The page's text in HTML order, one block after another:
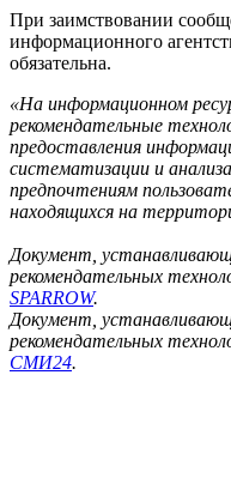
При заимствовании
информационного
обязательна.
«На информационном
рекомендательные
предоставления
систематизации и
предпочтениям
находящихся на
Документ,
рекомендательных
SPARROW.
Документ,
рекомендательных
СМИ24.